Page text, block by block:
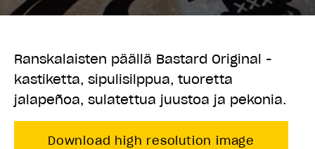
Ranskalaisten päällä Bastard Original -
kastiketta, sipulisilppua, tuoretta
jalapeñoa, sulatettua juustoa ja pekonia.
Download high resolution image